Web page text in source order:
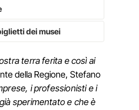
dei musei
terra ferita e così ai
della Regione, Stefano
i professionisti e i
sperimentato e che è